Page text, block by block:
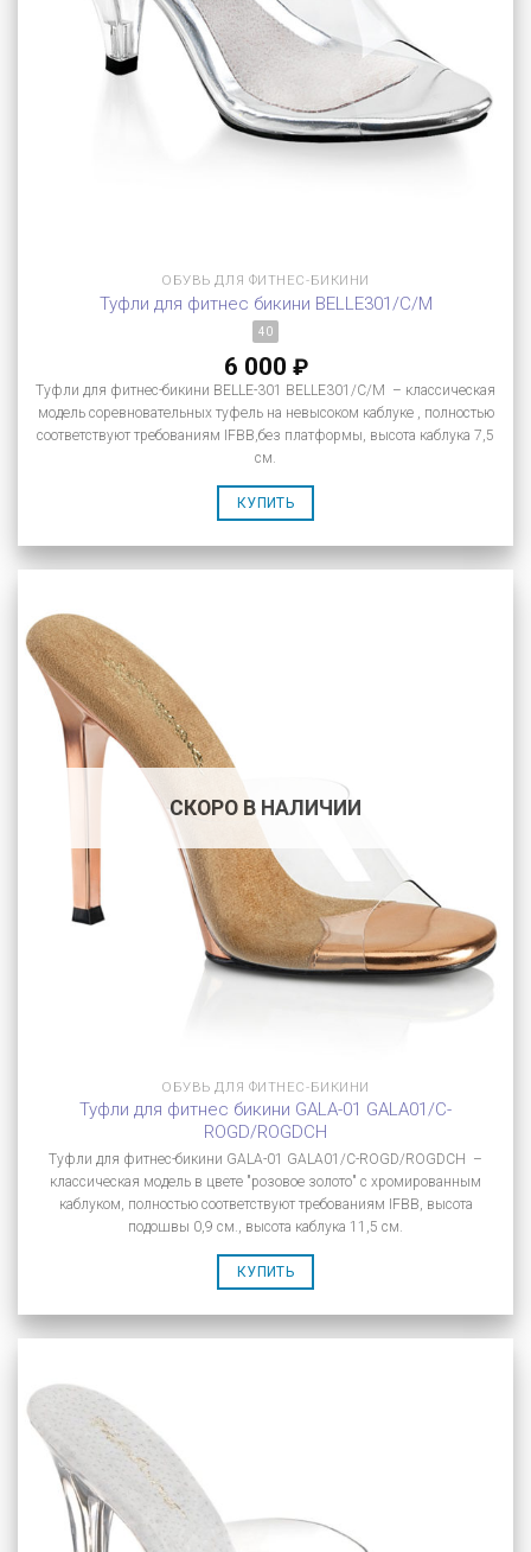
ОБУВЬ ДЛЯ ФИТНЕС-БИКИНИ
Туфли для фитнес бикини BELLE301/C/M
40
6 000 ₽
Туфли для фитнес-бикини BELLE-301 BELLE301/C/M – классическая
модель соревновательных туфель на невысоком каблуке , полностью
соответствуют требованиям IFBB,без платформы, высота каблука 7,5
см.
КУПИТЬ
СКОРО В НАЛИЧИИ
ОБУВЬ ДЛЯ ФИТНЕС-БИКИНИ
Туфли для фитнес бикини GALA-01 GALA01/C-
ROGD/ROGDCH
Туфли для фитнес-бикини GALA-01 GALA01/C-ROGD/ROGDCH –
классическая модель в цвете "розовое золото" с хромированным
каблуком, полностью соответствуют требованиям IFBB, высота
подошвы 0,9 см., высота каблука 11,5 см.
КУПИТЬ